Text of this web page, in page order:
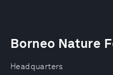
Headquarters
Borneo Nature